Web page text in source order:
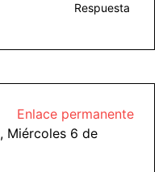
Respuesta
Enlace permanente
, Miércoles 6 de